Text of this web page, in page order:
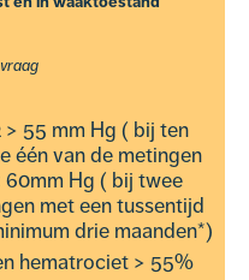
> 55 mm Hg ( bij ten
één van de metingen
60mm Hg ( bij twee
met een tussentijd
drie maanden*)
hematrociet > 55%